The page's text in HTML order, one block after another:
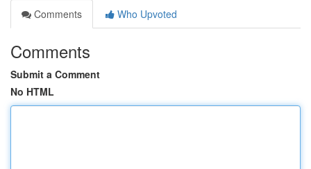
Comments
Who Upvoted
Comments
Submit a Comment
No HTML